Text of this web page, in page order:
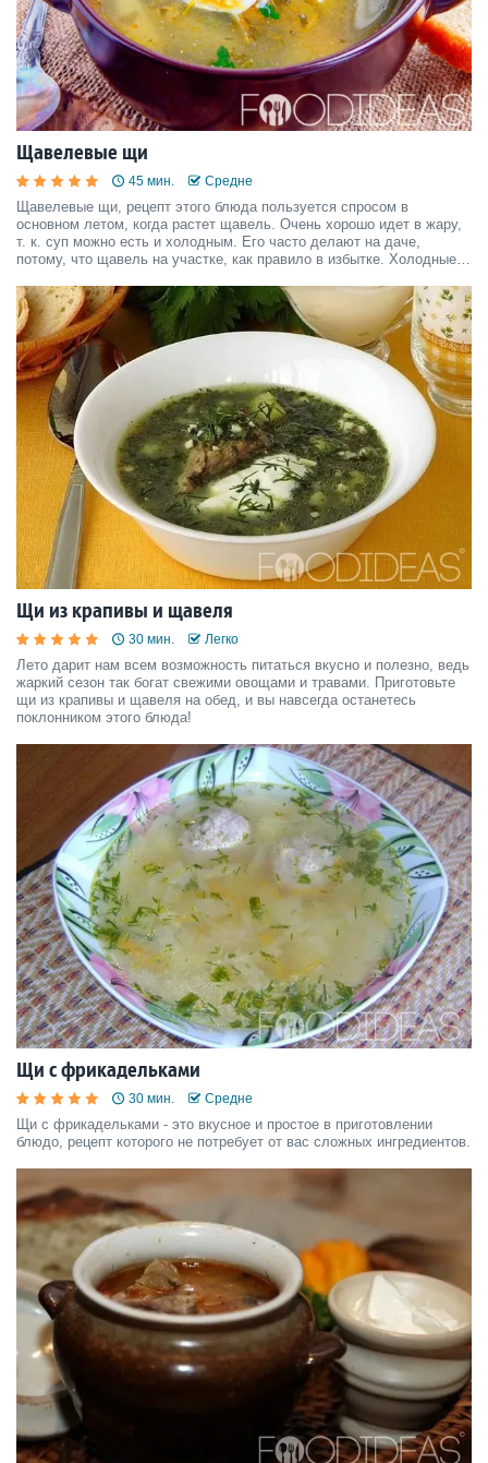
Щавелевые щи
45 мин. Средне
Щавелевые щи, рецепт этого блюда пользуется спросом в
основном летом, когда растет щавель. Очень хорошо идет в жару,
т. к. суп можно есть и холодным. Его часто делают на даче,
потому, что щавель на участке, как правило в избытке. Холодные
незаменим.
Щи из крапивы и щавеля
30 мин. Легко
Лето дарит нам всем возможность питаться вкусно и полезно, ведь
жаркий сезон так богат свежими овощами и травами. Приготовьте
щи из крапивы и щавеля на обед, и вы навсегда останетесь
поклонником этого блюда!
Щи с фрикадельками
30 мин. Средне
Щи с фрикадельками - это вкусное и простое в приготовлении
блюдо, рецепт которого не потребует от вас сложных ингредиентов.